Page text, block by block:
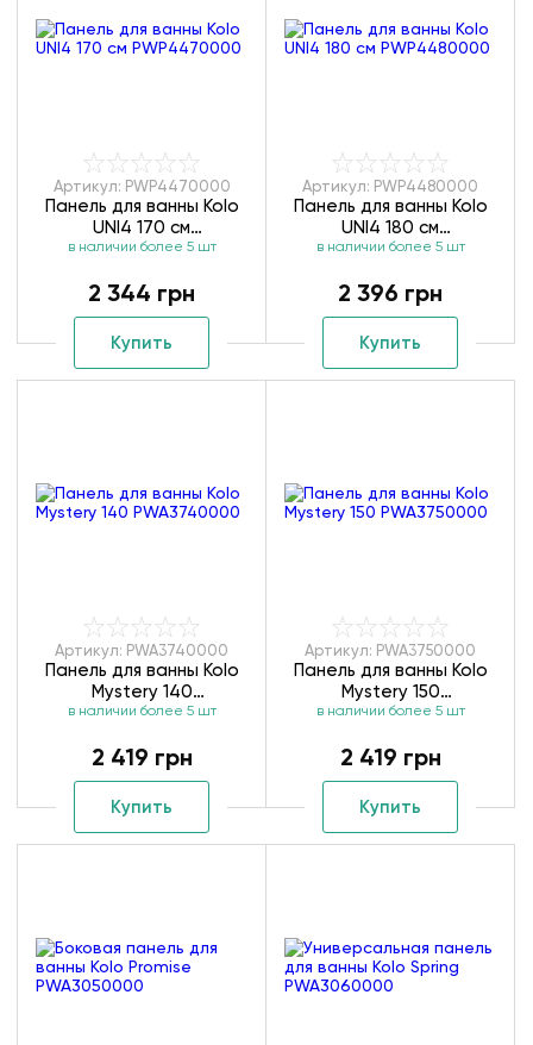
Артикул: PWP4470000
Панель для ванны Kolo
UNI4 170 см
PWP4470000
в наличии более 5 шт
2 344 грн
Купить
Артикул: PWP4480000
Панель для ванны Kolo
UNI4 180 см
PWP4480000
в наличии более 5 шт
2 396 грн
Купить
Артикул: PWA3740000
Панель для ванны Kolo
Mystery 140
PWA3740000
в наличии более 5 шт
2 419 грн
Купить
Артикул: PWA3750000
Панель для ванны Kolo
Mystery 150
PWA3750000
в наличии более 5 шт
2 419 грн
Купить